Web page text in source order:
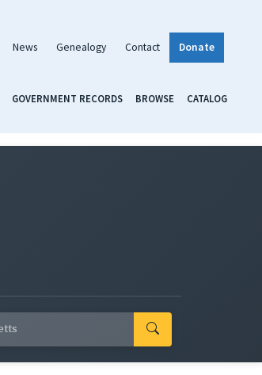
News Genealogy Contact Donate
GOVERNMENT RECORDS BROWSE CATALOG